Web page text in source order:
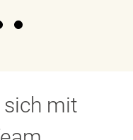
sich mit